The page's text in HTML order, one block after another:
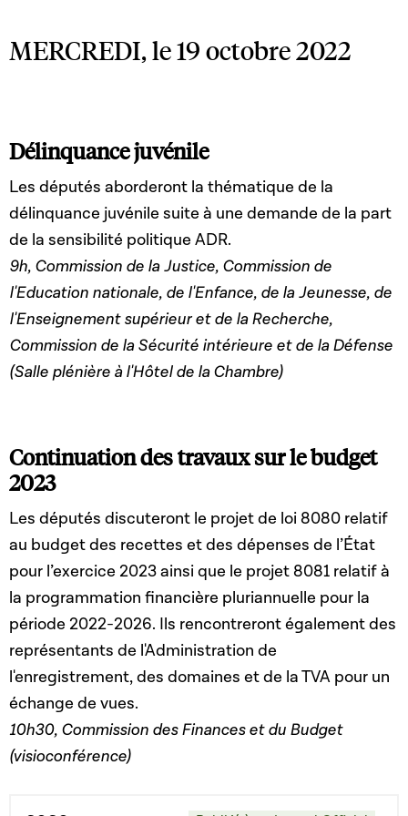
MERCREDI, le 19 octobre 2022
Délinquance juvénile
Les députés aborderont la thématique de la
délinquance juvénile suite à une demande de la part
de la sensibilité politique ADR.
9h, Commission de la Justice, Commission de
l'Education nationale, de l'Enfance, de la Jeunesse, de
l'Enseignement supérieur et de la Recherche,
Commission de la Sécurité intérieure et de la Défense
(Salle plénière à l'Hôtel de la Chambre)
Continuation des travaux sur le budget
2023
Les députés discuteront le projet de loi 8080 relatif
au budget des recettes et des dépenses de l’État
pour l’exercice 2023 ainsi que le projet 8081 relatif à
la programmation financière pluriannuelle pour la
période 2022-2026. Ils rencontreront également des
représentants de l'Administration de
l'enregistrement, des domaines et de la TVA pour un
échange de vues.
10h30, Commission des Finances et du Budget
(visioconférence)